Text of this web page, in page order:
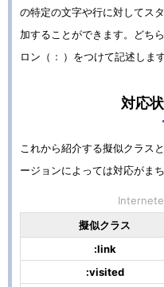
の特定の文字や行に対してス
加することができます。どち
ロン（ : ）をつけて記述します
対応
これから紹介する擬似クラ
ージョンによっては対応がま
Internete
擬似クラス
:link
:visited